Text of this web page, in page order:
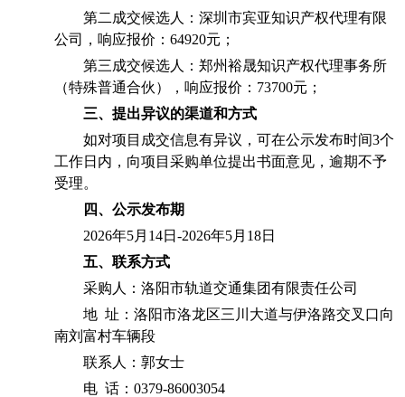
第二成交候选人：深圳市宾亚知识产权代理有限
公司，响应报价：64920元；
第三成交候选人：郑州裕晟知识产权代理事务所
（特殊普通合伙），响应报价：73700元；
三、提出异议的渠道和方式
如对项目成交信息有异议，可在公示发布时间3个
工作日内，向项目采购单位提出书面意见，逾期不予
受理。
四、公示发布期
2026年5月14日-2026年5月18日
五、联系方式
采购人：洛阳市轨道交通集团有限责任公司
地 址：洛阳市洛龙区三川大道与伊洛路交叉口向
南刘富村车辆段
联系人：郭女士
电 话：0379-86003054